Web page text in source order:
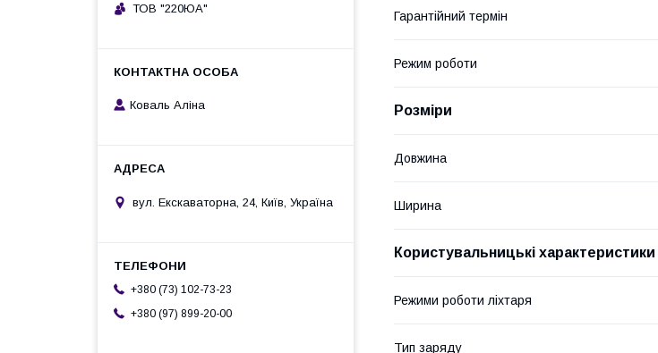
Гарантійний термін
Режим роботи
Розміри
Довжина
Ширина
Користувальницькі характеристики
Режими роботи ліхтаря
Тип заряду
ТОВ "220ЮА"
Коваль Аліна
вул. Екскаваторна, 24, Київ, Україна
+380 (73) 102-73-23
+380 (97) 899-20-00